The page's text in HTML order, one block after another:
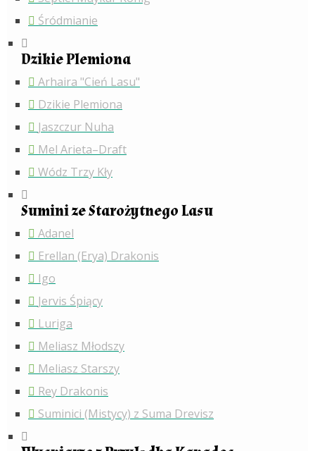
Śródmianie
Dzikie Plemiona
Arhaira "Cień Lasu"
Dzikie Plemiona
Jaszczur Nuha
Mel Arieta–Draft
Wódz Trzy Kły
Sumini ze Starożytnego Lasu
Adanel
Erellan (Erya) Drakonis
Igo
Jervis Śpiący
Luriga
Meliasz Młodszy
Meliasz Starszy
Rey Drakonis
Suminici (Mistycy) z Suma Drevisz